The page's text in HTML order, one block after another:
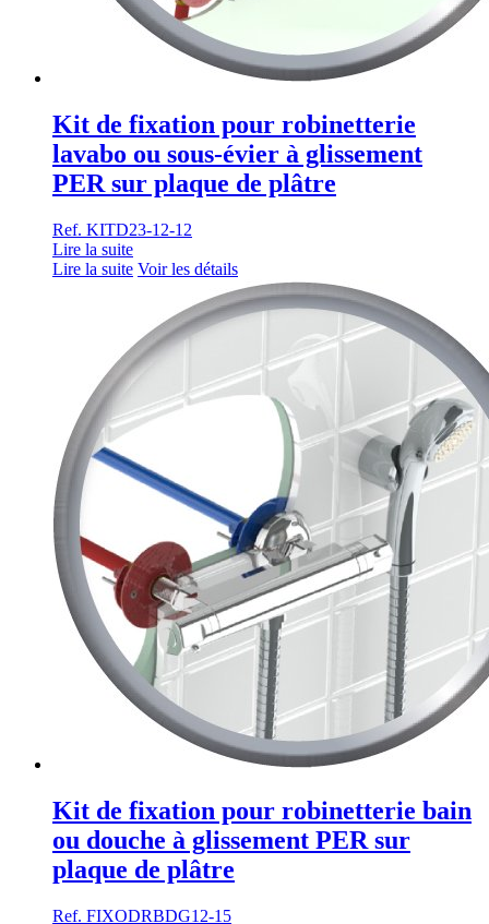
Kit de fixation pour robinetterie
lavabo ou sous-évier à glissement
PER sur plaque de plâtre
Ref. KITD23-12-12
Lire la suite
Lire la suite Voir les détails
Kit de fixation pour robinetterie bain
ou douche à glissement PER sur
plaque de plâtre
Ref. FIXODRBDG12-15